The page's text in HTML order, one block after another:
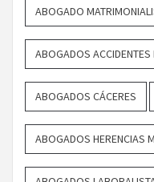
ABOGADO
ABOGADOS
ABOGADOS CÁCERES
ABOGADOS HERENCIAS